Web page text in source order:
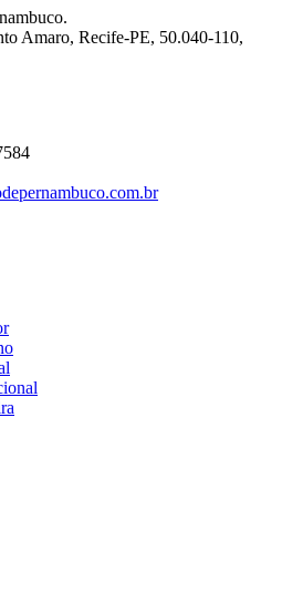
Amaro, Recife-PE, 50.040-110,